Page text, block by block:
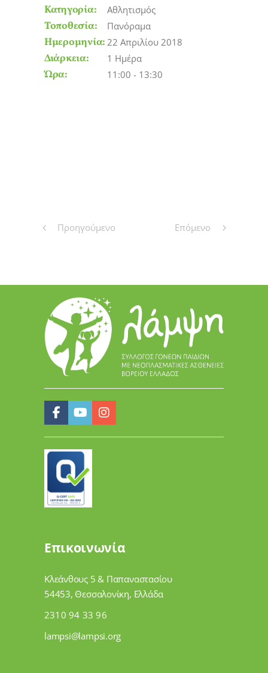
Κατηγορία: Αθλητισμός
Τοποθεσία: Πανόραμα
Ημερομηνία: 22 Απριλίου 2018
Διάρκεια: 1 Ημέρα
Ώρα: 11:00 - 13:30
Προηγούμενο Επόμενο
Επικοινωνία
Κλεάνθους 5 & Παπαναστασίου
54453, Θεσσαλονίκη, Ελλάδα
2310 94 33 96
lampsi@lampsi.org